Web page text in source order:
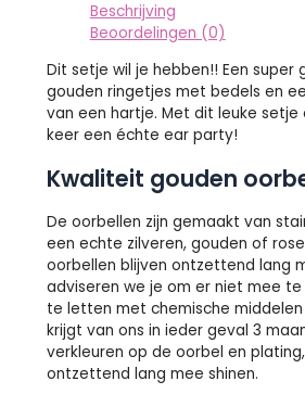
Beschrijving
Beoordelingen (0)
Dit setje wil je hebben!! Een super
gouden ringetjes met bedels en
van een hartje. Met dit leuke setje
keer een échte ear party!
Kwaliteit gouden
De oorbellen zijn gemaakt van
een echte zilveren, gouden of
oorbellen blijven ontzettend lang
adviseren we je om er niet mee
te letten met chemische
krijgt van ons in ieder geval 3
verkleuren op de oorbel en
ontzettend lang mee shinen.